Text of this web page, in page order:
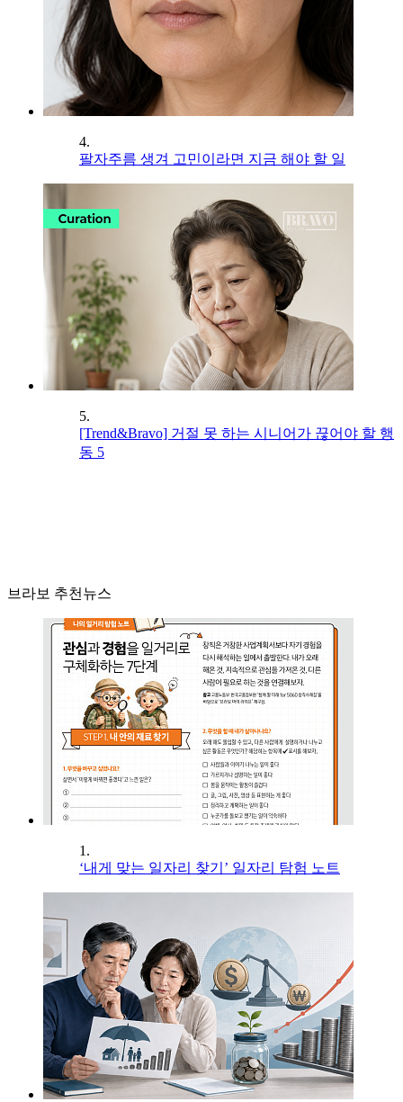
4.
팔자주름 생겨 고민이라면 지금 해야 할 일
5.
[Trend&Bravo] 거절 못 하는 시니어가 끊어야 할 행
동 5
브라보 추천뉴스
1.
‘내게 맞는 일자리 찾기’ 일자리 탐험 노트